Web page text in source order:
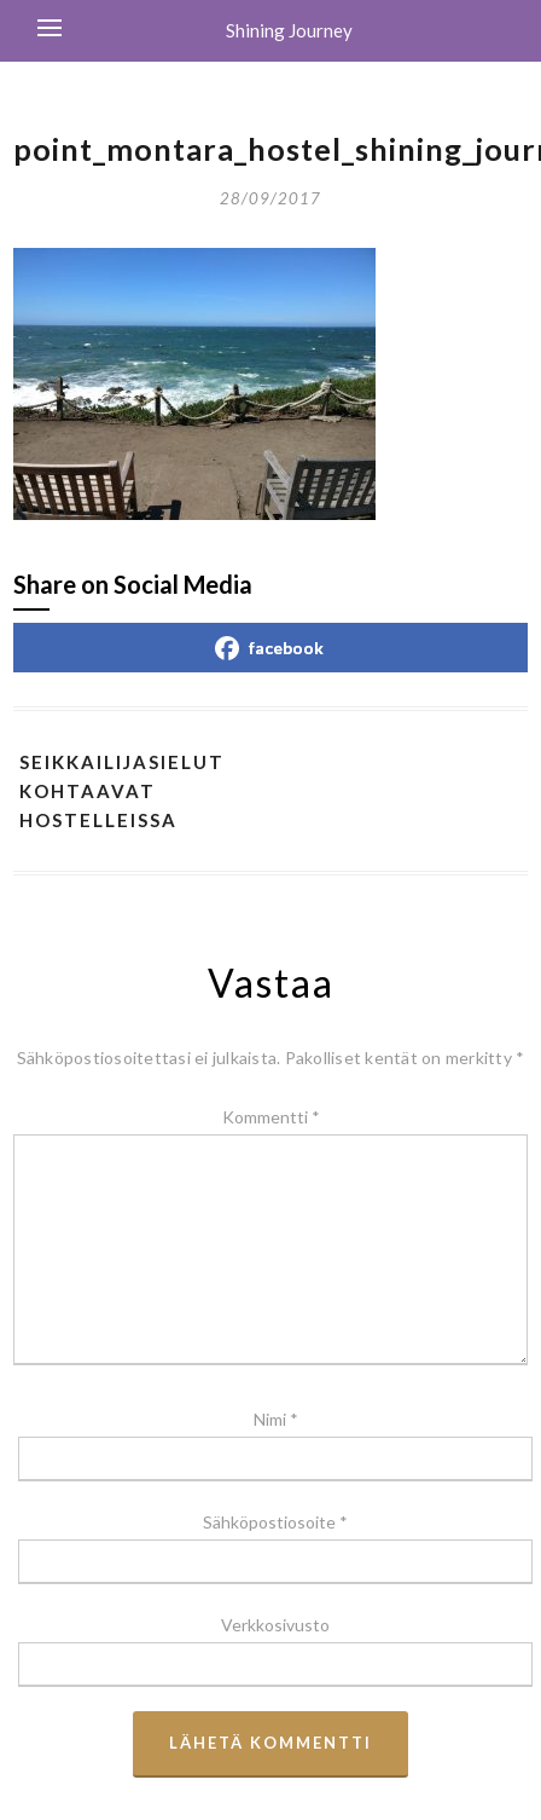
Shining Journey
28/09/2017
Share on Social Media
facebook
SEIKKAILIJASIELUT
KOHTAAVAT
HOSTELLEISSA
Vastaa
Sähköpostiosoitettasi ei julkaista. Pakolliset kentät on merkitty *
Kommentti *
Nimi *
Sähköpostiosoite *
Verkkosivusto